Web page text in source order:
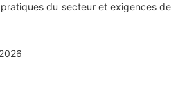
du secteur et exigences de